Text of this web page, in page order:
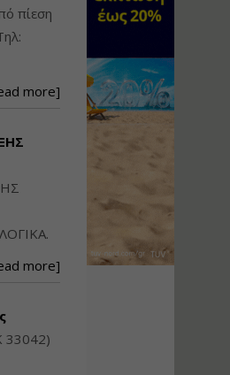
πίεση
more]
more]
33042)
Ταυτότητα Κτιρίου/
ιδιοκτησίας – Θεωρία
και Πράξη (2024)
Αναστασία Μητρακάκη
Εφαρμογή
Πολεοδομικού
Σχεδιασμού Εντός
Ορίων Πόλεων και
Οικισμών και Εκτός
€145.00
8 ώρες